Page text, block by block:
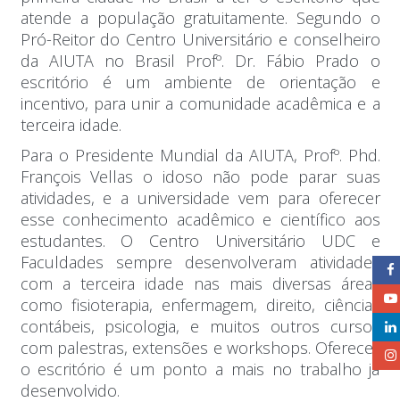
atende a população gratuitamente. Segundo o
Pró-Reitor do Centro Universitário e conselheiro
da AIUTA no Brasil Profº. Dr. Fábio Prado o
escritório é um ambiente de orientação e
incentivo, para unir a comunidade acadêmica e a
terceira idade.
Para o Presidente Mundial da AIUTA, Profº. Phd.
François Vellas o idoso não pode parar suas
atividades, e a universidade vem para oferecer
esse conhecimento acadêmico e científico aos
estudantes. O Centro Universitário UDC e
Faculdades sempre desenvolveram atividades
com a terceira idade nas mais diversas áreas
como fisioterapia, enfermagem, direito, ciências
contábeis, psicologia, e muitos outros cursos
com palestras, extensões e workshops. Oferecer
o escritório é um ponto a mais no trabalho já
desenvolvido.